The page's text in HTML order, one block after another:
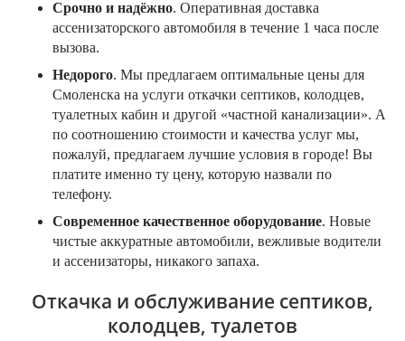
Срочно и надёжно. Оперативная доставка
ассенизаторского автомобиля в течение 1 часа после
вызова.
Недорого. Мы предлагаем оптимальные цены для
Смоленска на услуги откачки септиков, колодцев,
туалетных кабин и другой «частной канализации». А
по соотношению стоимости и качества услуг мы,
пожалуй, предлагаем лучшие условия в городе! Вы
платите именно ту цену, которую назвали по
телефону.
Современное качественное оборудование. Новые
чистые аккуратные автомобили, вежливые водители
и ассенизаторы, никакого запаха.
Откачка и обслуживание септиков,
колодцев, туалетов